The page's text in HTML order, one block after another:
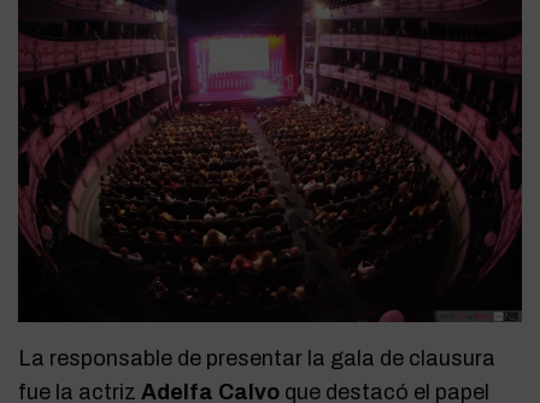
La responsable de presentar la gala de clausura
fue la actrizAdelfa Calvo que destacó el papel